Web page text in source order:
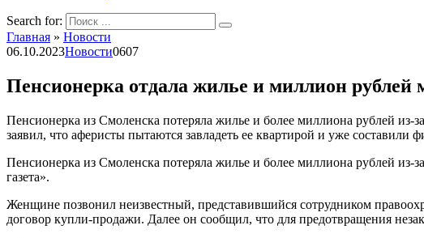
Search for:
Главная » Новости
06.10.2023Новости0607
Пенсионерка отдала жилье и миллион
Пенсионерка из Смоленска потеряла жилье и более миллиона рублей
заявил, что аферисты пытаются завладеть ее квартирой и уже
Пенсионерка из Смоленска потеряла жилье и более миллиона рублей
газета».
Женщине позвонил неизвестный, представившийся сотрудником
договор купли-продажи. Далее он сообщил, что для предотвращения